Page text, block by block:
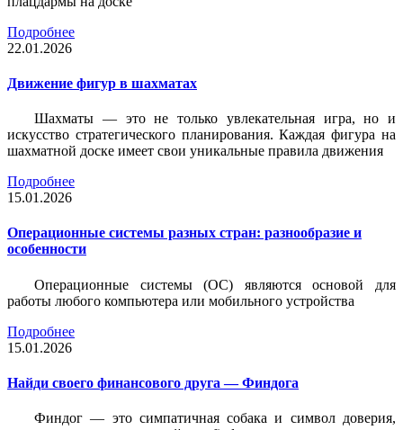
Подробнее
22.01.2026
Движение фигур в шахматах
Шахматы — это не только увлекательная игра, но и
искусство стратегического планирования. Каждая фигура на
шахматной доске имеет свои уникальные правила движения
Подробнее
15.01.2026
Операционные системы разных стран: разнообразие и
особенности
Операционные системы (ОС) являются основой для
работы любого компьютера или мобильного устройства
Подробнее
15.01.2026
Найди своего финансового друга — Финдога
Финдог — это симпатичная собака и символ доверия,